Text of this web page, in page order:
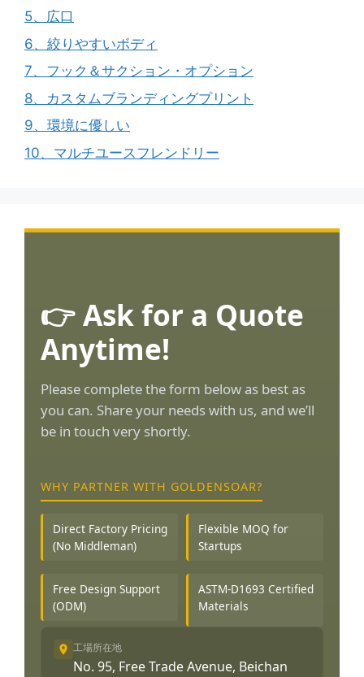
5、広口
6、絞りやすいボディ
7、フック＆サクション・オプション
8、カスタムブランディングプリント
9、環境に優しい
10、マルチユースフレンドリー
👉 Ask for a Quote
Anytime!
Please complete the form below as best as
you can. Share your needs with us, and we’ll
be in touch very shortly.
WHY PARTNER WITH GOLDENSOAR?
Direct Factory Pricing
(No Middleman)
Flexible MOQ for
Startups
Free Design Support
(ODM)
ASTM-D1693 Certified
Materials
工場所在地
No. 95, Free Trade Avenue, Beichan